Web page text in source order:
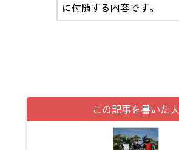
に付随する内容です。
この記事を書いた人